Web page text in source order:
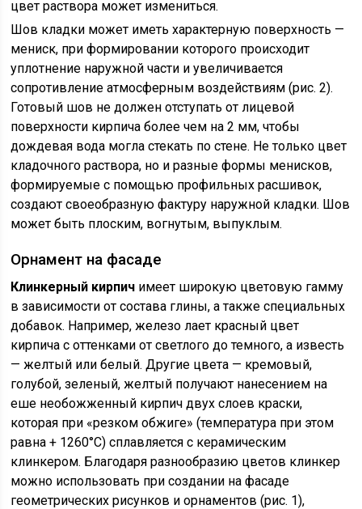
цвет раствора может измениться.
Шов кладки может иметь характерную поверхность —
мениск, при формировании которого происходит
уплотнение наружной части и увеличивается
сопротивление атмосферным воздействиям (рис. 2).
Готовый шов не должен отступать от лицевой
поверхности кирпича более чем на 2 мм, чтобы
дождевая вода могла стекать по стене. Не только цвет
кладочного раствора, но и разные формы менисков,
формируемые с помощью профильных расшивок,
создают своеобразную фактуру наружной кладки. Шов
может быть плоским, вогнутым, выпуклым.
Орнамент на фасаде
Клинкерный кирпич имеет широкую цветовую гамму
в зависимости от состава глины, а также специальных
добавок. Например, железо лает красный цвет
кирпича с оттенками от светлого до темного, а известь
— желтый или белый. Другие цвета — кремовый,
голубой, зеленый, желтый получают нанесением на
еше необожженный кирпич двух слоев краски,
которая при «резком обжиге» (температура при этом
равна + 1260°С) сплавляется с керамическим
клинкером. Благодаря разнообразию цветов клинкер
можно использовать при создании на фасаде
геометрических рисунков и орнаментов (рис. 1),